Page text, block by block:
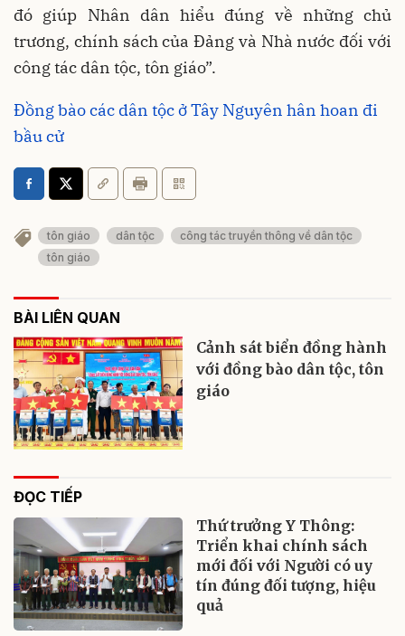
đó giúp Nhân dân hiểu đúng về những chủ
trương, chính sách của Ðảng và Nhà nước đối với
công tác dân tộc, tôn giáo”.
Đồng bào các dân tộc ở Tây Nguyên hân hoan đi
bầu cử
tôn giáo dân tộc
công tác truyền thông về dân tộc
tôn giáo
BÀI LIÊN QUAN
Cảnh sát biển đồng hành
với đồng bào dân tộc, tôn
giáo
ĐỌC TIẾP
Thứ trưởng Y Thông:
Triển khai chính sách
mới đối với Người có uy
tín đúng đối tượng, hiệu
quả